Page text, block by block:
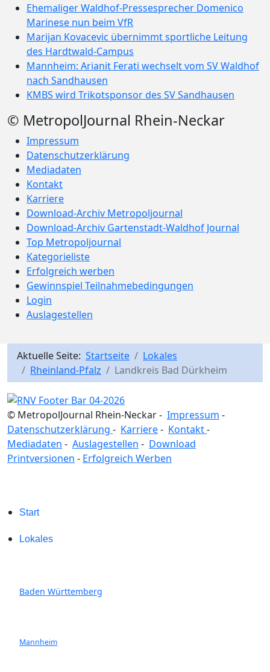
Ehemaliger Waldhof-Pressesprecher Domenico
Marinese nun beim VfR
Marijan Kovacevic übernimmt sportliche Leitung
des Hardtwald-Campus
Mannheim: Arianit Ferati wechselt vom SV Waldhof
nach Sandhausen
KMBS wird Trikotsponsor des SV Sandhausen
© MetropolJournal Rhein-Neckar
Impressum
Datenschutzerklärung
Mediadaten
Kontakt
Karriere
Download-Archiv Metropoljournal
Download-Archiv Gartenstadt-Waldhof Journal
Top Metropoljournal
Kategorieliste
Erfolgreich werben
Gewinnspiel Teilnahmebedingungen
Login
Auslagestellen
Aktuelle Seite: Startseite
Lokales
Rheinland-Pfalz
Landkreis Bad Dürkheim
© MetropolJournal Rhein-Neckar - Impressum -
Datenschutzerklärung - Karriere- Kontakt-
Mediadaten - Auslagestellen - Download
Printversionen - Erfolgreich Werben
Start
Lokales
Baden Württemberg
Mannheim